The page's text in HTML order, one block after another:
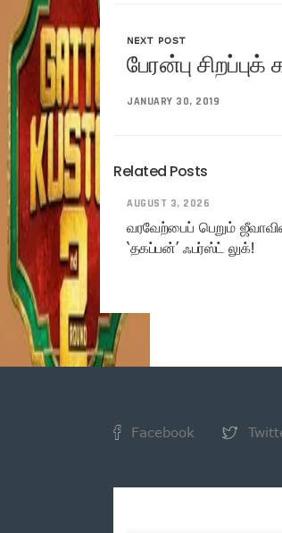
NEXT POST
பேரன்பு
JANUARY 30, 2019
Related Posts
AUGUST 3, 2026
வரவேற்பைப் பெறும்
‘தகப்பன்’ ஃபர்ஸ்ட் லுக்!
Facebook